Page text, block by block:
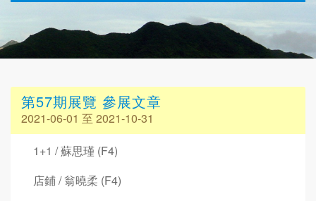
第57期展覽 參展文章
2021-06-01 至 2021-10-31
1+1 / 蘇思瑾 (F4)
店鋪 / 翁曉柔 (F4)